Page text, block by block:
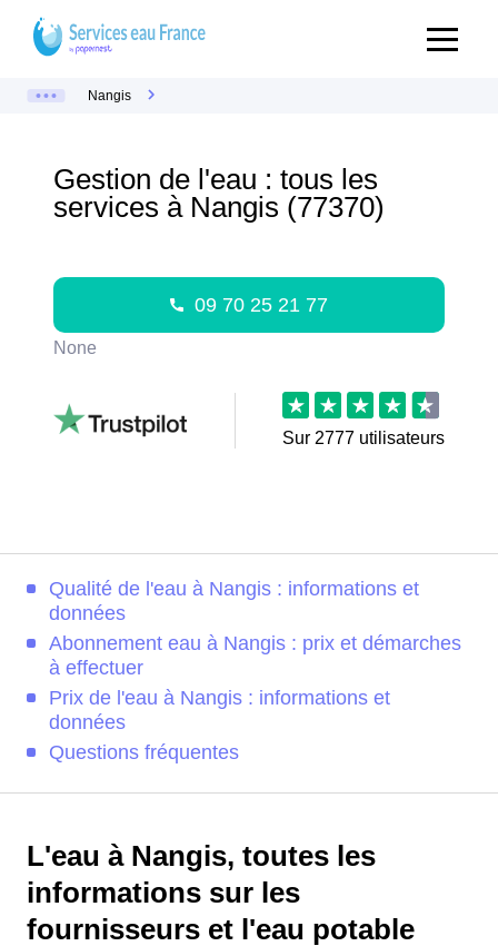
Nangis
Gestion de l'eau : tous les
services à Nangis (77370)
09 70 25 21 77
None
Sur 2777 utilisateurs
Qualité de l'eau à Nangis : informations et
données
Abonnement eau à Nangis : prix et démarches
à effectuer
Prix de l'eau à Nangis : informations et
données
Questions fréquentes
L'eau à Nangis, toutes les
informations sur les
fournisseurs et l'eau potable